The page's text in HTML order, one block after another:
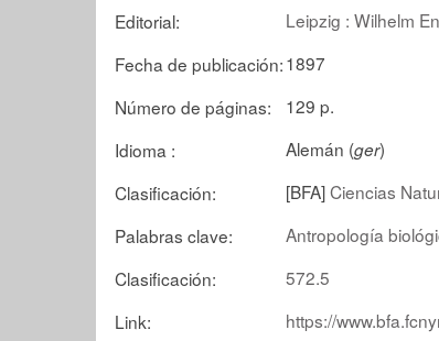
Editorial:
Leipzig : Wilhelm
Fecha de publicación:1897
Número de páginas:
129 p.
Idioma :
Alemán (ger)
Clasificación:
[BFA]Ciencias
Palabras clave:
Antropología
Clasificación:
572.5
Link:
https://